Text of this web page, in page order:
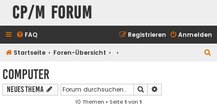
CP/M Forum
FAQ Anmelden
Registrieren
Startseite Foren-Übersicht
Computer
Neues Thema Suche
10 Themen • Seite1 von 1